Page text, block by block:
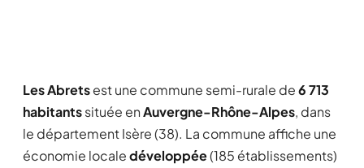
Les Abretsest une commune semi-rurale de6 713
habitantssituée enAuvergne-Rhône-Alpes, dans
le département Isère (38). La commune affiche une
économie localedéveloppée(185 établissements)